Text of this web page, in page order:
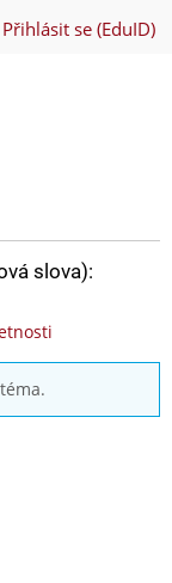
Přihlásit se (EduID)
slova):